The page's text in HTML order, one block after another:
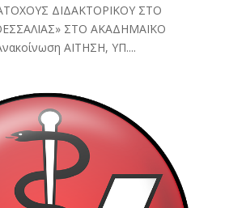
ΔΙΔΑΚΤΟΡΙΚΟΥ ΣΤΟ
ΣΤΟ ΑΚΑΔΗΜΑΪΚΟ
ΑΙΤΗΣΗ, ΥΠ....